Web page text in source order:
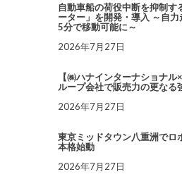
自動車船の荷役中断を抑制す
ーター」を開発・導入 ～自
5分で移動可能に～
2026年7月27日
【㈱ハナインターナショナ
ループ会社で販売力の更なる
2026年7月27日
東京ミッドタウン八重洲でロ
本格始動
2026年7月27日